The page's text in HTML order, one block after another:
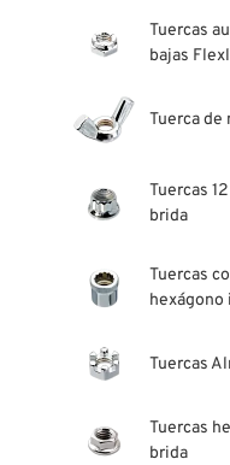
Tuercas
bajas
Tuerca de
Tuercas
brida
Tuercas
Tuercas
Tuercas
brida